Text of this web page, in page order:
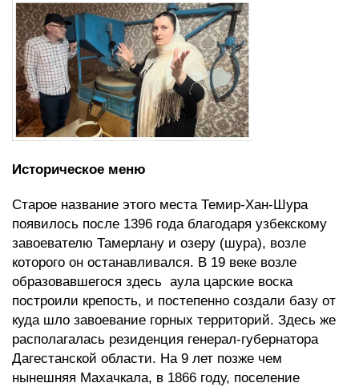
Историческое меню
Старое название этого места Темир-Хан-Шура
появилось после 1396 года благодаря узбекскому
завоевателю Тамерлану и озеру (шура), возле
которого он останавливался. В 19 веке возле
образовавшегося здесь аула царские воска
построили крепость, и постепенно создали базу от
куда шло завоевание горных территорий. Здесь же
располагалась резиденция генерал-губернатора
Дагестанской области. На 9 лет позже чем
нынешняя Махачкала, в 1866 году, поселение